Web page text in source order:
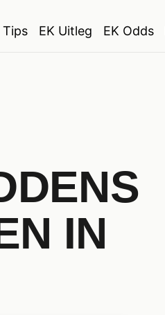
Tips EK Uitleg EK Odds
IN